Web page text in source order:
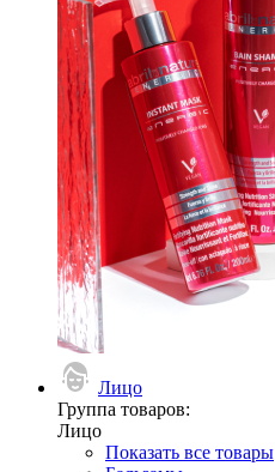
Лицо
Группа товаров:
Лицо
Показать все товары